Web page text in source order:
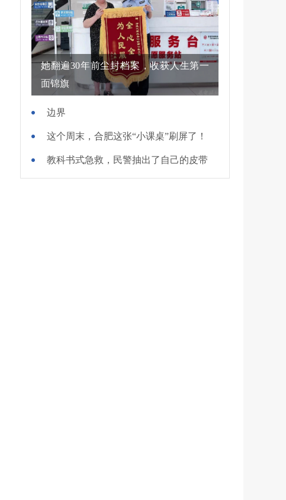
她翻遍30年前尘封档案，收获人生第一
面锦旗
边界
这个周末，合肥这张“小课桌”刷屏了！
教科书式急救，民警抽出了自己的皮带